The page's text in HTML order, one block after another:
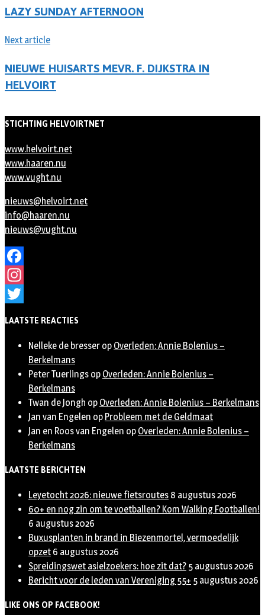
LAZY SUNDAY AFTERNOON
Next article
NIEUWE HUISARTS MEVR. F. DIJKSTRA IN
HELVOIRT
STICHTING HELVOIRTNET
www.helvoirt.net
www.haaren.nu
www.vught.nu
nieuws@helvoirt.net
info@haaren.nu
nieuws@vught.nu
Facebook
Instagram
LAATSTE REACTIES
Nelleke de bresser op Overleden: Annie Bolenius –
Berkelmans
Peter Tuerlings op Overleden: Annie Bolenius –
Berkelmans
Twan de Jongh op Overleden: Annie Bolenius – Berkelmans
Jan van Engelen op Probleem met de Geldmaat
Jan en Roos van Engelen op Overleden: Annie Bolenius –
Berkelmans
LAATSTE BERICHTEN
Leyetocht 2026: nieuwe fietsroutes 8 augustus 2026
60+ en nog zin om te voetballen? Kom Walking Footballen!
6 augustus 2026
Buxusplanten in brand in Biezenmortel, vermoedelijk
opzet 6 augustus 2026
Spreidingswet asielzoekers: hoe zit dat? 5 augustus 2026
Bericht voor de leden van Vereniging 55+ 5 augustus 2026
LIKE ONS OP FACEBOOK!